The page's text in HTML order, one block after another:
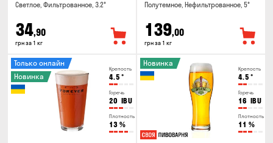
Светлое, Фильтрованное, 3.2°
34,90
грн за 1 кг
Полутемное, Нефильтрованное, 5°
139,00
грн за 1 кг
Крепость
4.5 °
Горечь
20 IBU
Плотность
13 %
Только онлайн
Новинка
Крепость
4.5 °
Горечь
16 IBU
Плотность
11 %
Новинка